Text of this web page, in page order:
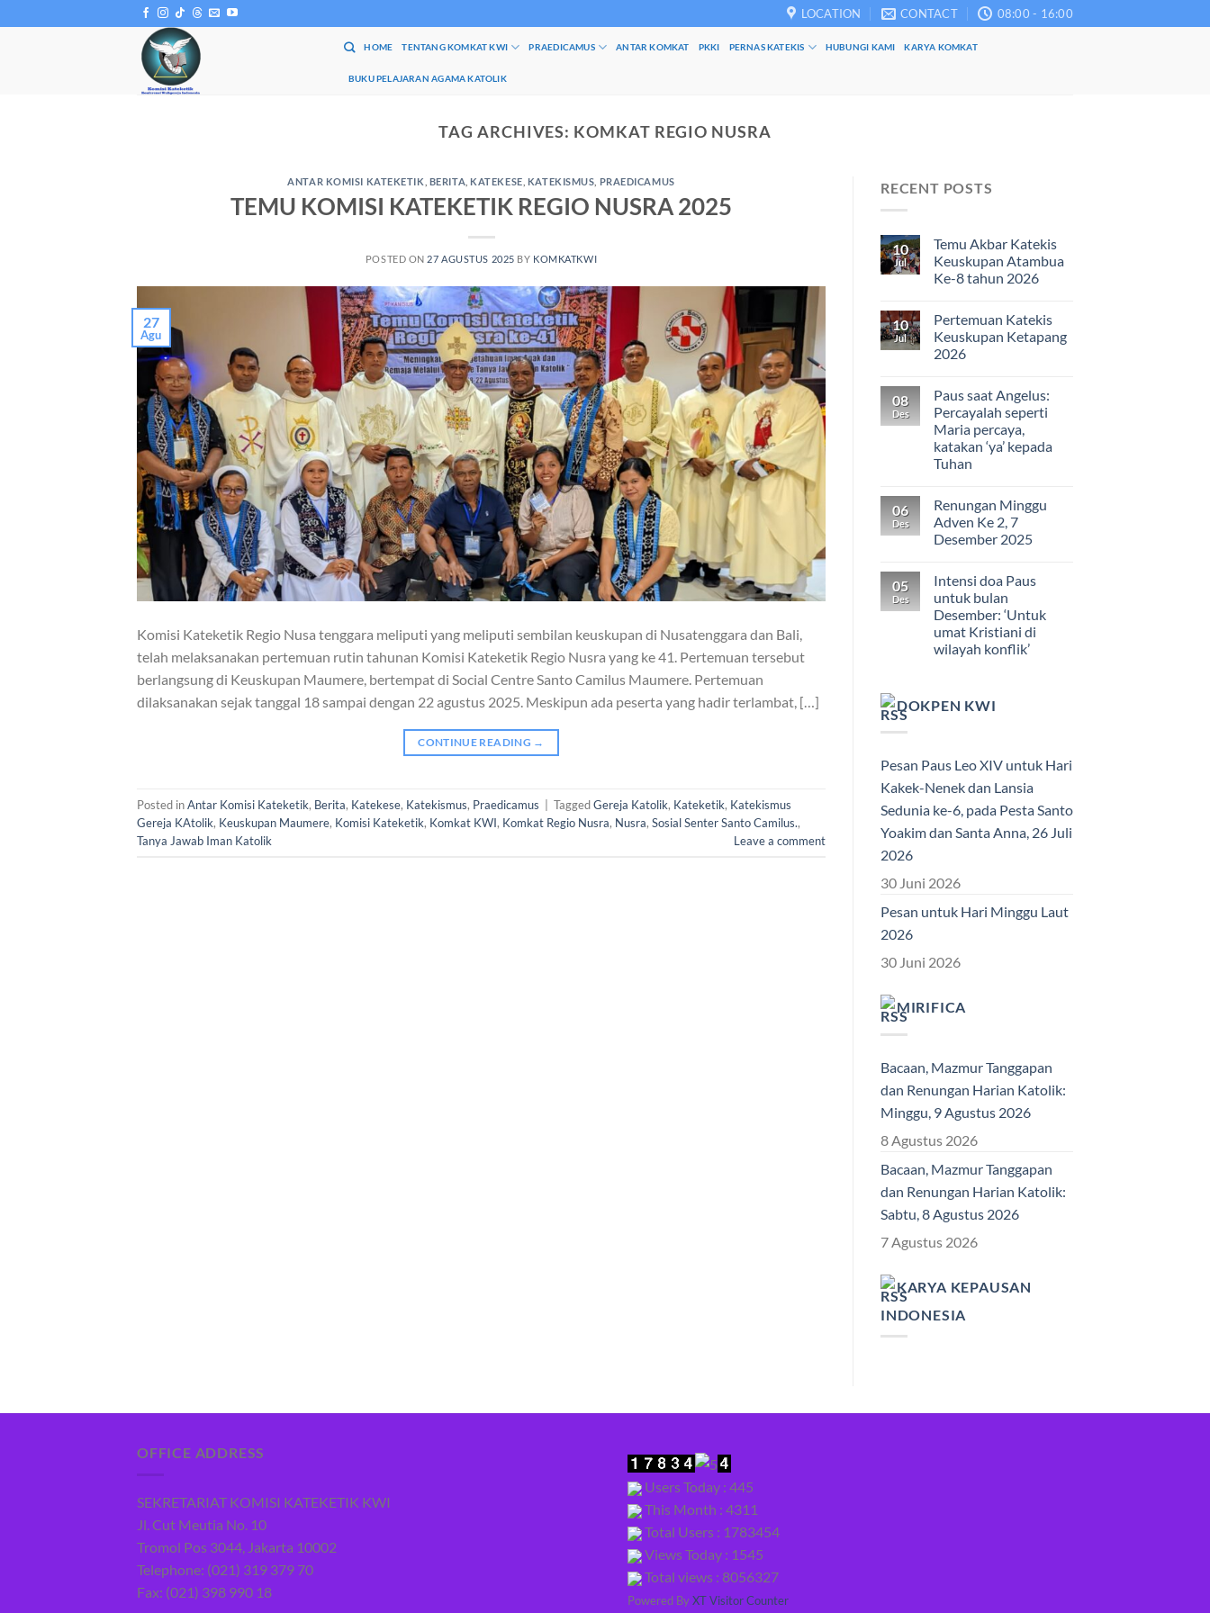
to
LOCATION CONTACT 08:00 - 16:00
HOME TENTANG KOMKAT KWI PRAEDICAMUS ANTAR KOMKAT PKKI PERNAS KATEKIS HUBUNGI KAMI KARYA KOMKAT
BUKU PELAJARAN AGAMA KATOLIK
TAG ARCHIVES: KOMKAT REGIO NUSRA
ANTAR KOMISI KATEKETIK BERITA KATEKESE KATEKISMUS PRAEDICAMUS
TEMU KOMISI KATEKETIK REGIO NUSRA 2025
POSTED ON 27 AGUSTUS 2025 BY KOMKATKWI
27
Agu
Komisi Kateketik Regio Nusa tenggara meliputi yang meliputi sembilan keuskupan di Nusatenggara dan Bali,
telah melaksanakan pertemuan rutin tahunan Komisi Kateketik Regio Nusra yang ke 41. Pertemuan tersebut
berlangsung di Keuskupan Maumere, bertempat di Social Centre Santo Camilus Maumere. Pertemuan
dilaksanakan sejak tanggal 18 sampai dengan 22 agustus 2025. Meskipun ada peserta yang hadir terlambat, […]
CONTINUE READING →
Posted inAntar Komisi Kateketik, Berita, Katekese, Katekismus, Praedicamus | TaggedGereja Katolik, Kateketik, Katekismus
Gereja KAtolik, Keuskupan Maumere, Komisi Kateketik, Komkat KWI, Komkat Regio Nusra, Nusra, Sosial Senter Santo Camilus.,
Tanya Jawab Iman Katolik
Leave a comment
RECENT POSTS
10
Jul
Temu Akbar Katekis
Keuskupan Atambua
Ke-8 tahun 2026
10
Jul
Pertemuan Katekis
Keuskupan Ketapang
2026
08
Des
Paus saat Angelus:
Percayalah seperti
Maria percaya,
katakan ‘ya’ kepada
Tuhan
06
Des
Renungan Minggu
Adven Ke 2, 7
Desember 2025
05
Des
Intensi doa Paus
untuk bulan
Desember: ‘Untuk
umat Kristiani di
wilayah konflik’
DOKPEN KWI
Pesan Paus Leo XIV untuk Hari
Kakek-Nenek dan Lansia
Sedunia ke-6, pada Pesta Santo
Yoakim dan Santa Anna, 26 Juli
2026
30 Juni 2026
Pesan untuk Hari Minggu Laut
2026
30 Juni 2026
MIRIFICA
Bacaan, Mazmur Tanggapan
dan Renungan Harian Katolik:
Minggu, 9 Agustus 2026
8 Agustus 2026
Bacaan, Mazmur Tanggapan
dan Renungan Harian Katolik:
Sabtu, 8 Agustus 2026
7 Agustus 2026
KARYA KEPAUSAN
INDONESIA
OFFICE ADDRESS
SEKRETARIAT KOMISI KATEKETIK KWI
Jl. Cut Meutia No. 10
Tromol Pos 3044, Jakarta 10002
Telephone: (021) 319 379 70
Fax: (021) 398 990 18
Users Today : 445
This Month : 4311
Total Users : 1783454
Views Today : 1545
Total views : 8056327
Powered ByXT Visitor Counter